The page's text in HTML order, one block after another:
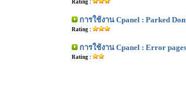
Rating :
การใช้งาน Cpanel : Parked
Rating :
การใช้งาน Cpanel : Error pages
Rating :